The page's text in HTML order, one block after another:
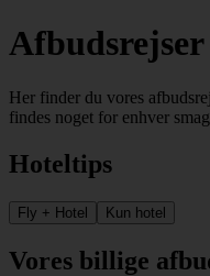
Afbudsrejser
Her finder du vores
findes noget for enhver
Hoteltips
Fly + Hotel Kun hotel
Vores billige